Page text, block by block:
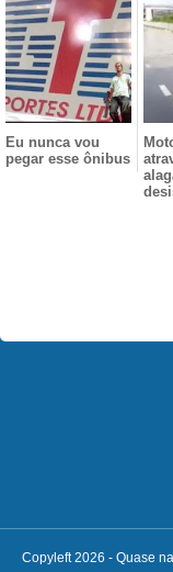
Eu nunca vou
pegar esse ônibus
Copyleft 2026 - Quase